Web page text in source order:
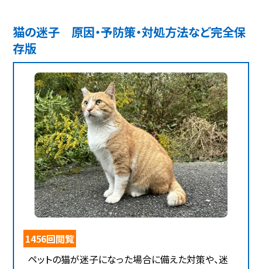
猫の迷子 原因・予防策・対処方法など完全保
存版
1456回閲覧
ペットの猫が迷子になった場合に備えた対策や、迷